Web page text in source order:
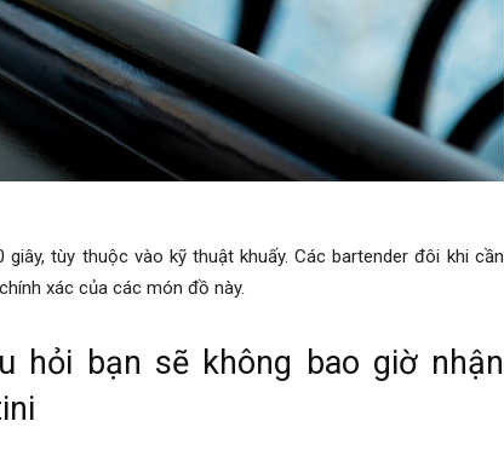
tùy thuộc vào kỹ thuật khuấy. Các bartender đôi khi cần
xác của các món đồ này.
hỏi bạn sẽ không bao giờ nhận